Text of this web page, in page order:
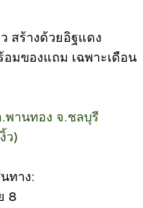
สร้างด้วยอิฐแดง
มของแถม เฉพาะเดือน
พานทอง จ.ชลบุรี
ว)
ทาง:
8